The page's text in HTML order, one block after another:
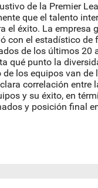
de la Premier
que el talento
el éxito. La empresa
con el estadístico de
de los últimos 20
qué punto la
los equipos van de
correlación entre
y su éxito, en
y posición final